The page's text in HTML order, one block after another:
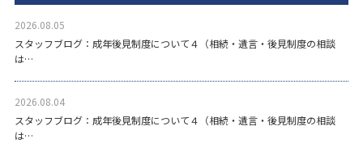
2026.08.05
スタッフブログ：成年後見制度について４（相続・遺言・後見制度の相談
は…
2026.08.04
スタッフブログ：成年後見制度について４（相続・遺言・後見制度の相談
は…